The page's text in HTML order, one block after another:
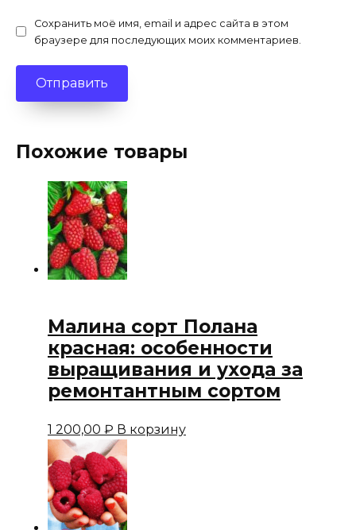
Сохранить моё имя, email и адрес сайта в этом
браузере для последующих моих комментариев.
Похожие товары
Малина сорт Полана
красная: особенности
выращивания и ухода за
ремонтантным сортом
1 200,00 ₽ В корзину